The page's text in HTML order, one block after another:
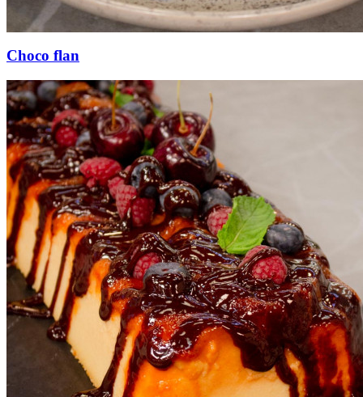
Choco flan